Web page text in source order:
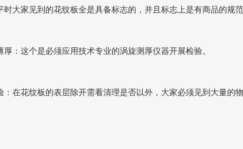
家见到的花纹板全是具备标志的，并且标志上是有商品的规
这个是必须应用技术专业的涡旋测厚仪器开展检验。
花纹板的表层除开需看清理是否以外，大家必须见到大量的